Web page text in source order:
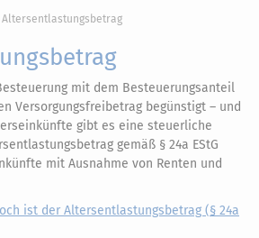
Altersentlastungsbetrag
mit dem Besteuerungsanteil
Versorgungsfreibetrag begünstigt – und
gibt es eine steuerliche
gemäß § 24a EStG
mit Ausnahme von Renten und
ist der Altersentlastungsbetrag (§ 24a